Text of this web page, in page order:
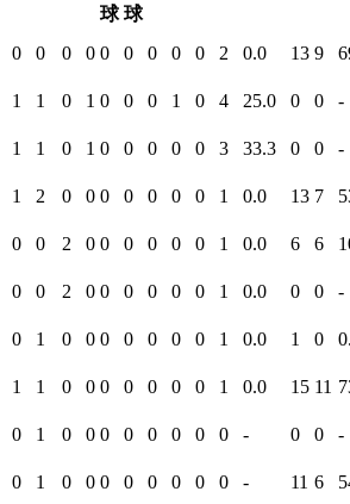
球 球
0 0 0 0 0 0 0 0 0 2 0.0 13 9
1 1 0 1 0 0 0 1 0 4 25.0 0 0 -
1 1 0 1 0 0 0 0 0 3 33.3 0 0 -
1 2 0 0 0 0 0 0 0 1 0.0 13 7
0 0 2 0 0 0 0 0 0 1 0.0 6 6
0 0 2 0 0 0 0 0 0 1 0.0 0 0 -
0 1 0 0 0 0 0 0 0 1 0.0 1 0
1 1 0 0 0 0 0 0 0 1 0.0 15 11
0 1 0 0 0 0 0 0 0 0 - 0 0 -
0 1 0 0 0 0 0 0 0 0 - 11 6